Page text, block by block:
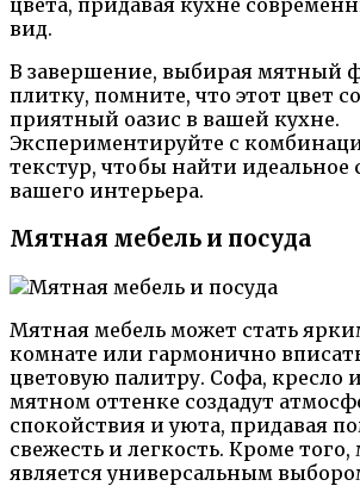
цвета, придавая кухне
вид.
В завершение, выбирая мятный
плитку, помните, что этот цвет
приятный оазис в вашей кухне.
Экспериментируйте с
текстур, чтобы найти идеальное
вашего интерьера.
Мятная мебель и посуда
Мятная мебель может стать
комнате или гармонично
цветовую палитру. Софа, кресло
мятном оттенке создадут
спокойствия и уюта, придавая
свежесть и легкость. Кроме
является универсальным